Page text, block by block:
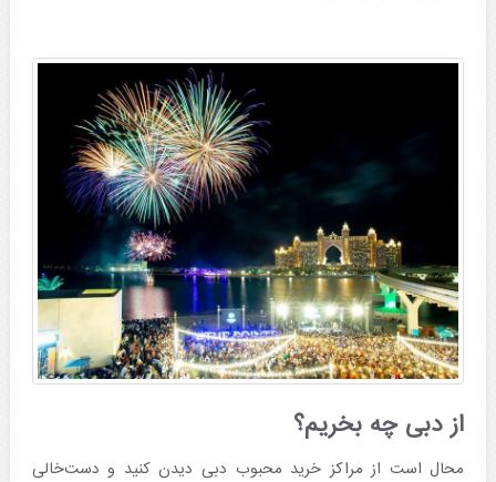
از دبی چه بخریم؟
محال است از مراکز خرید محبوب دبی دیدن کنید و دست‌خالی